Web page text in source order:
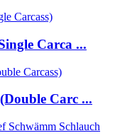
Carca ...
Carc ...